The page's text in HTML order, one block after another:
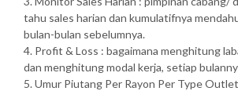
tahu sales harian dan kumulatifnya
bulan-bulan sebelumnya.
4. Profit & Loss : bagaimana menghitung
dan menghitung modal kerja, setiap
5. Umur Piutang Per Rayon Per Type